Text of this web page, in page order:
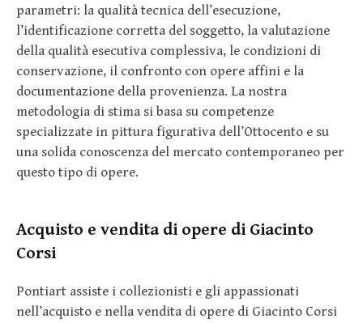
parametri: la qualità tecnica dell’esecuzione,
l’identificazione corretta del soggetto, la valutazione
della qualità esecutiva complessiva, le condizioni di
conservazione, il confronto con opere affini e la
documentazione della provenienza. La nostra
metodologia di stima si basa su competenze
specializzate in pittura figurativa dell’Ottocento e su
una solida conoscenza del mercato contemporaneo per
questo tipo di opere.
Acquisto e vendita di opere di Giacinto
Corsi
Pontiart assiste i collezionisti e gli appassionati
nell’acquisto e nella vendita di opere di Giacinto Corsi